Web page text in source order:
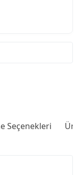
Seçenekleri